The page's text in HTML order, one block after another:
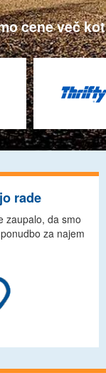
cene več
rade
zaupalo, da smo
za najem